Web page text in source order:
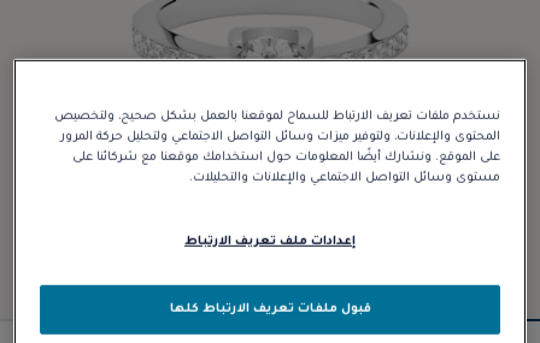
نستخدم ملفات تعريف الارتباط للسماح لموقعنا بالعمل بشكل صحيح، ولتخصيص
المحتوى والإعلانات، ولتوفير ميزات وسائل التواصل الاجتماعي ولتحليل حركة المرور
على الموقع. ونشارك أيضًا المعلومات حول استخدامك موقعنا مع شركائنا على
مستوى وسائل التواصل الاجتماعي والإعلانات والتحليلات.
إعدادات ملف تعريف الارتباط
قبول ملفات تعريف الارتباط كلها